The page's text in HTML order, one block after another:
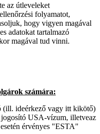
az útleveleket
folyamatot,
hogy vigyen magával
adatokat tartalmazó
magával tud vinni.
számára:
ideérkező vagy itt kikötő)
jogosító USA-vízum, illetveaz
érvényes "ESTA"